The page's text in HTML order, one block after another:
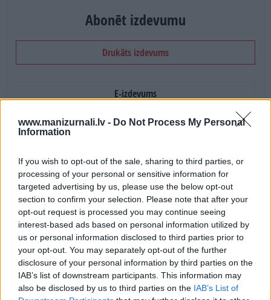
www.manizurnali.lv - Do Not Process My Personal
Information
If you wish to opt-out of the sale, sharing to third parties, or
processing of your personal or sensitive information for
targeted advertising by us, please use the below opt-out
section to confirm your selection. Please note that after your
opt-out request is processed you may continue seeing
interest-based ads based on personal information utilized by
us or personal information disclosed to third parties prior to
your opt-out. You may separately opt-out of the further
disclosure of your personal information by third parties on the
IAB’s list of downstream participants. This information may
also be disclosed by us to third parties on the IAB’s List of
Abonēt izdevumu
Drukāts izdevums
E-izdevums
Abonēšanas perioda sākums:
Mēnešu skaits:
4 mēneši /13.60 Eur
3 izdevumi / 4.53 Eur par izdevumu *
*Visas cenas portālā ManiZurnali.lv norādītas € ar PVN.
Žurnālu izdevumu skaits var atšķirties, kā to nosaka Lietošanas
noteikumi